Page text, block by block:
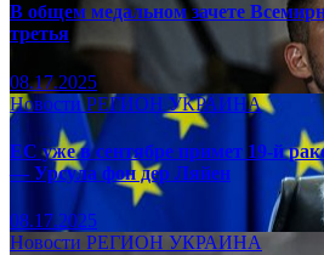
В общем медальном зачете
третья
08.17.2025
НовостиРЕГИОНУКРАИНА
ЕС уже в сентябре примет 19-й
— Урсула фон дер Ляйен
08.17.2025
Новости РЕГИОН УКРАИНА